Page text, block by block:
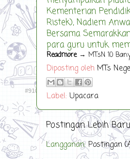
Kementerian
Ristek), Nadiem
Bersama
para guru untuk
Readmore→ MTsN 10
Diposting oleh MTs
Label: Upacara
Postingan Lebih Baru
Langganan:Postingan